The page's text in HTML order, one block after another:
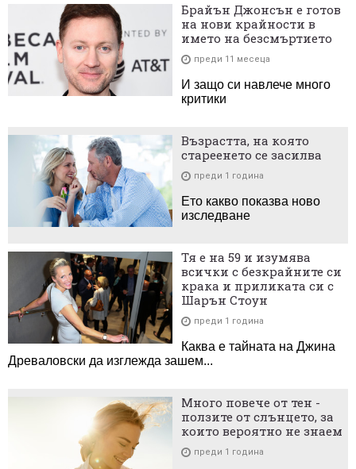
Брайън Джонсън e готов
на нови крайности в
името на безсмъртието
преди 11 месеца
И защо си навлече много
критики
Възрастта, на която
стареенето се засилва
преди 1 година
Ето какво показва ново
изследване
Тя е на 59 и изумява
всички с безкрайните си
крака и приликата си с
Шарън Стоун
преди 1 година
Каква е тайната на Джина
Древаловски да изглежда зашем...
Много повече от тен -
ползите от слънцето, за
които вероятно не знаем
преди 1 година